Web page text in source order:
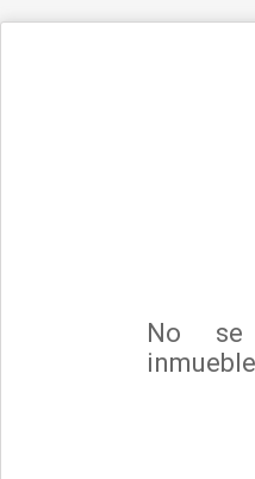
No se